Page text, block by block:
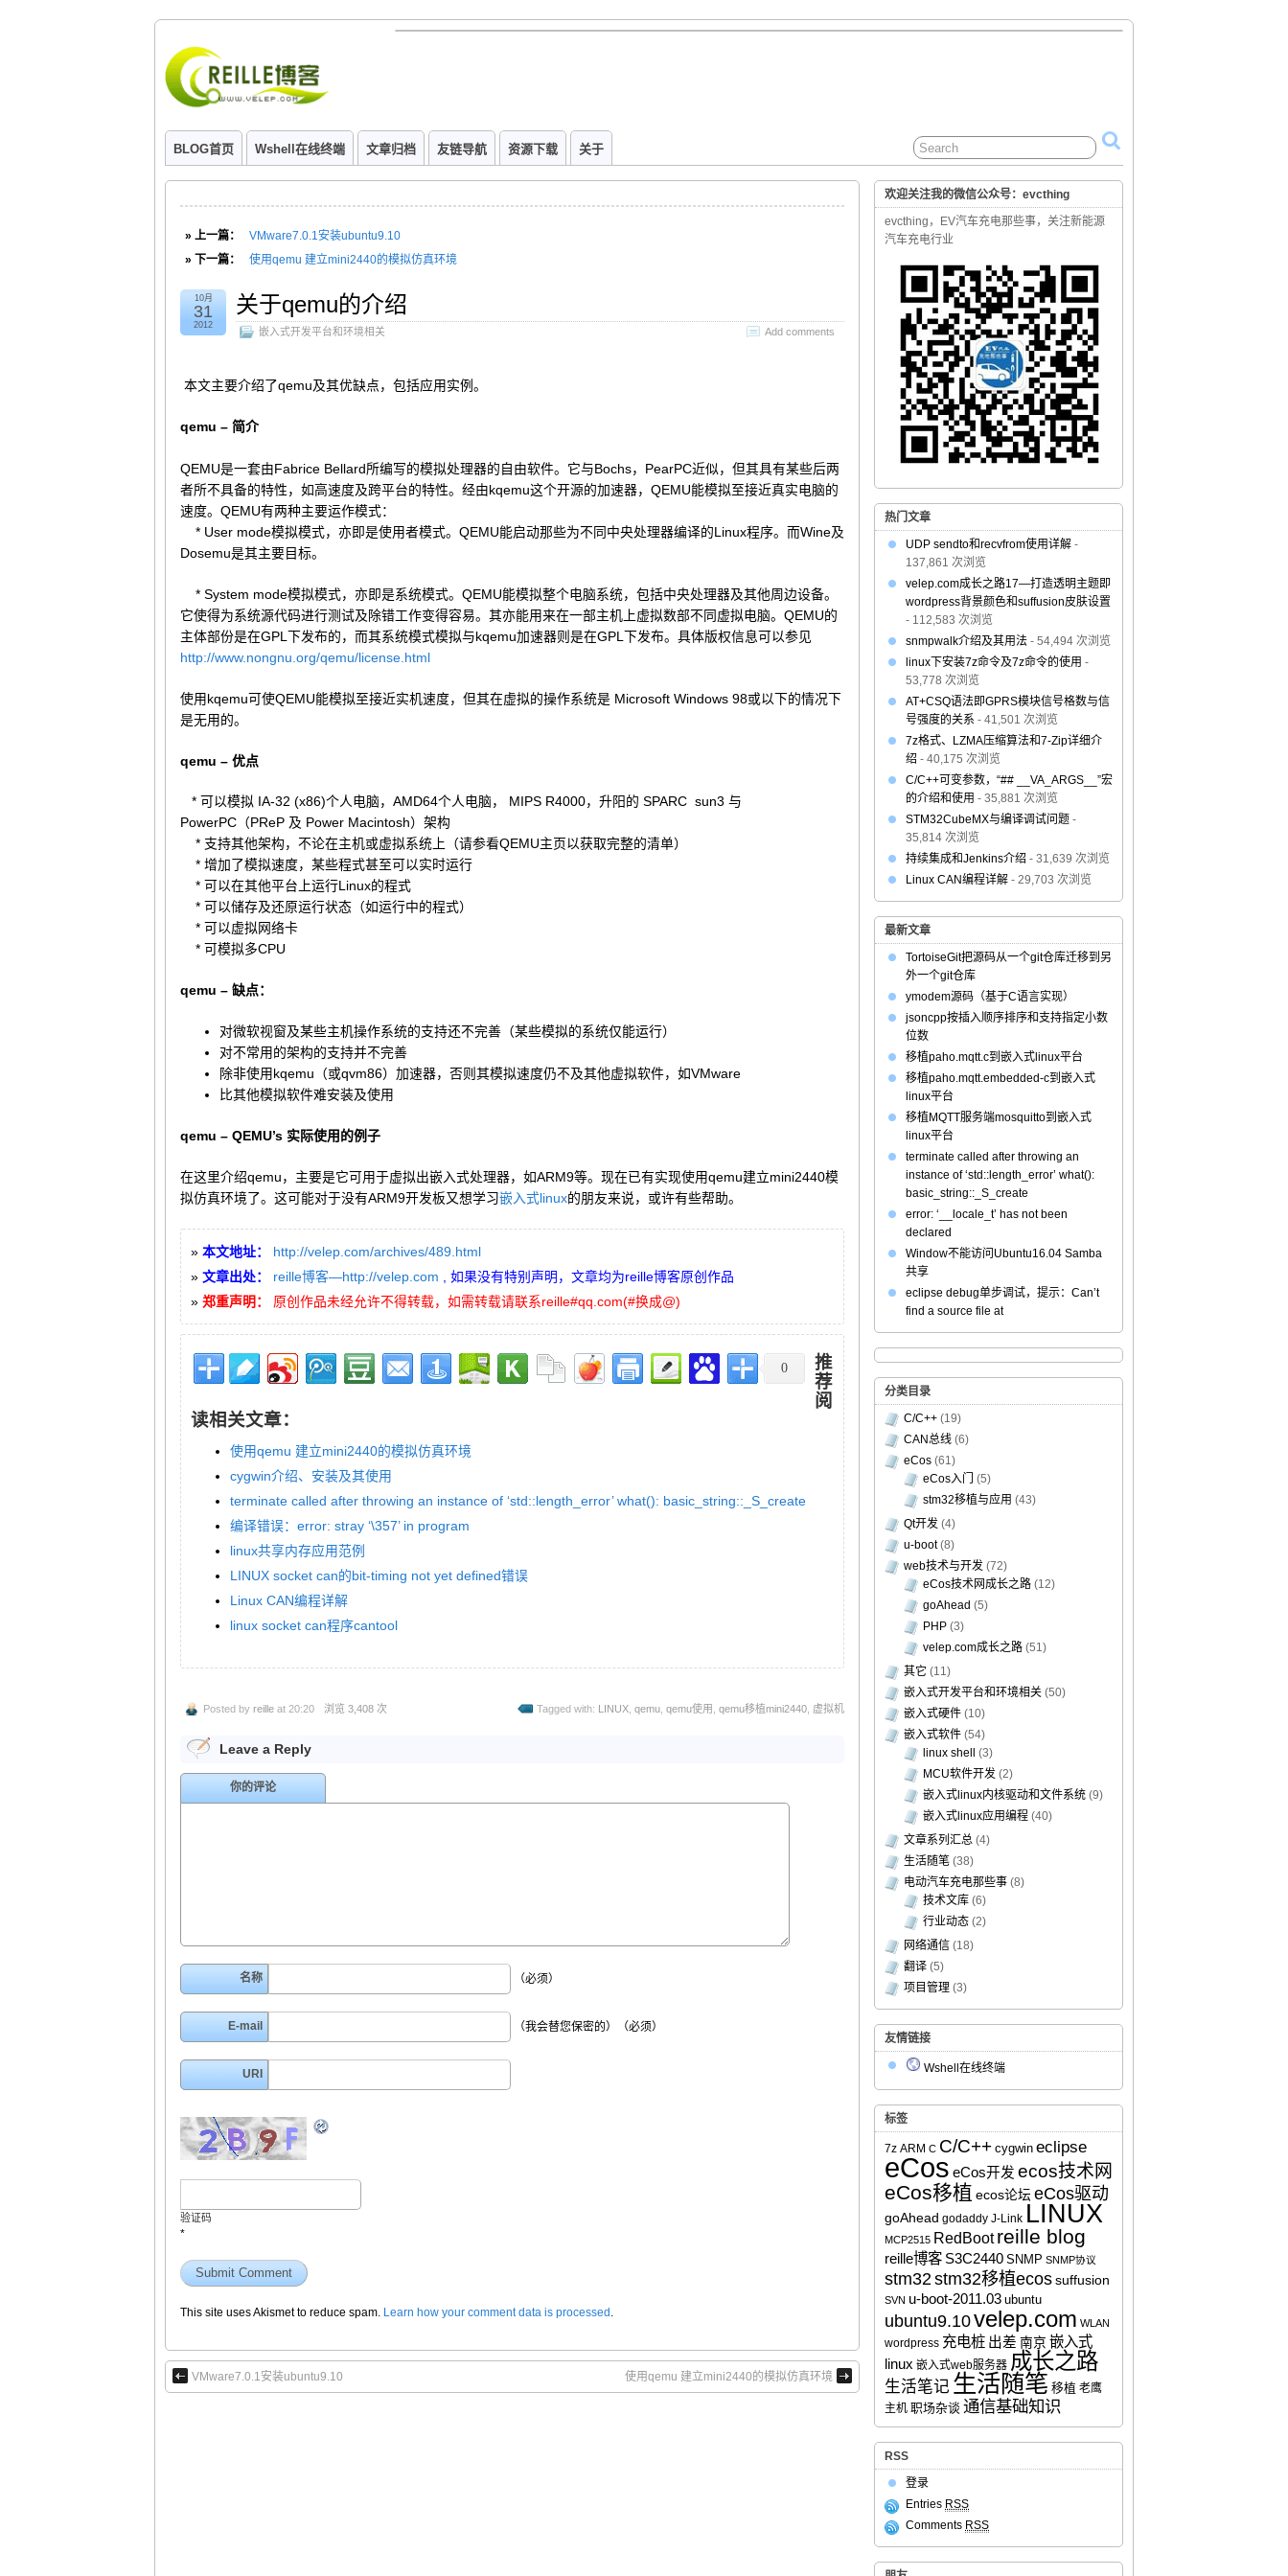
BLOG首页 Wshell在线终端 文章归档 友链导航 资源下载 关于
» 上一篇：
VMware7.0.1安装ubuntu9.10
» 下一篇：
使用qemu 建立mini2440的模拟仿真环境
关于qemu的介绍
嵌入式开发平台和环境相关 Add comments
10月
31
2012
本文主要介绍了qemu及其优缺点，包括应用实例。
qemu – 简介
QEMU是一套由Fabrice Bellard所编写的模拟处理器的自由软件。它与Bochs，PearPC近似，但其具有某些后两
者所不具备的特性，如高速度及跨平台的特性。经由kqemu这个开源的加速器，QEMU能模拟至接近真实电脑的
速度。QEMU有两种主要运作模式：
* User mode模拟模式，亦即是使用者模式。QEMU能启动那些为不同中央处理器编译的Linux程序。而Wine及
Dosemu是其主要目标。
* System mode模拟模式，亦即是系统模式。QEMU能模拟整个电脑系统，包括中央处理器及其他周边设备。
它使得为系统源代码进行测试及除错工作变得容易。其亦能用来在一部主机上虚拟数部不同虚拟电脑。 QEMU的
主体部份是在GPL下发布的，而其系统模式模拟与kqemu加速器则是在GPL下发布。具体版权信息可以参见
http://www.nongnu.org/qemu/license.html
使用kqemu可使QEMU能模拟至接近实机速度，但其在虚拟的操作系统是 Microsoft Windows 98或以下的情况下
是无用的。
qemu – 优点
* 可以模拟 IA-32 (x86)个人电脑，AMD64个人电脑， MIPS R4000，升阳的 SPARC sun3 与
PowerPC（PReP 及 Power Macintosh）架构
* 支持其他架构，不论在主机或虚拟系统上（请参看QEMU主页以获取完整的清单）
* 增加了模拟速度，某些程式甚至可以实时运行
* 可以在其他平台上运行Linux的程式
* 可以储存及还原运行状态（如运行中的程式）
* 可以虚拟网络卡
* 可模拟多CPU
qemu – 缺点：
对微软视窗及某些主机操作系统的支持还不完善（某些模拟的系统仅能运行）
对不常用的架构的支持并不完善
除非使用kqemu（或qvm86）加速器，否则其模拟速度仍不及其他虚拟软件，如VMware
比其他模拟软件难安装及使用
qemu – QEMU’s 实际使用的例子
在这里介绍qemu，主要是它可用于虚拟出嵌入式处理器，如ARM9等。现在已有实现使用qemu建立mini2440模
拟仿真环境了。这可能对于没有ARM9开发板又想学习嵌入式linux的朋友来说，或许有些帮助。
» 本文地址：
http://velep.com/archives/489.html
» 文章出处： reille博客—http://velep.com
, 如果没有特别声明，文章均为reille博客原创作品
» 郑重声明： 原创作品未经允许不得转载，如需转载请联系reille#qq.com(#换成@)
0
推
荐
阅
读相关文章：
使用qemu 建立mini2440的模拟仿真环境
cygwin介绍、安装及其使用
terminate called after throwing an instance of ‘std::length_error’ what(): basic_string::_S_create
编译错误：error: stray ‘\357’ in program
linux共享内存应用范例
LINUX socket can的bit-timing not yet defined错误
Linux CAN编程详解
linux socket can程序cantool
Posted by reille at 20:20 浏览 3,408 次 Tagged with: LINUX qemu qemu使用 qemu移植mini2440 虚拟机
Leave a Reply
你的评论
名称 （必须）
E-mail （我会替您保密的）（必须）
URI
验证码
*
This site uses Akismet to reduce spam. Learn how your comment data is processed .
VMware7.0.1安装ubuntu9.10 使用qemu 建立mini2440的模拟仿真环境
欢迎关注我的微信公众号：evcthing
evcthing，EV汽车充电那些事，关注新能源
汽车充电行业
热门文章
UDP sendto和recvfrom使用详解 -
137,861 次浏览
velep.com成长之路17—打造透明主题即
wordpress背景颜色和suffusion皮肤设置
- 112,583 次浏览
snmpwalk介绍及其用法 - 54,494 次浏览
linux下安装7z命令及7z命令的使用 -
53,778 次浏览
AT+CSQ语法即GPRS模块信号格数与信
号强度的关系 - 41,501 次浏览
7z格式、LZMA压缩算法和7-Zip详细介
绍 - 40,175 次浏览
C/C++可变参数，“## __VA_ARGS__”宏
的介绍和使用 - 35,881 次浏览
STM32CubeMX与编译调试问题 -
35,814 次浏览
持续集成和Jenkins介绍 - 31,639 次浏览
Linux CAN编程详解 - 29,703 次浏览
最新文章
TortoiseGit把源码从一个git仓库迁移到另
外一个git仓库
ymodem源码（基于C语言实现）
jsoncpp按插入顺序排序和支持指定小数
位数
移植paho.mqtt.c到嵌入式linux平台
移植paho.mqtt.embedded-c到嵌入式
linux平台
移植MQTT服务端mosquitto到嵌入式
linux平台
terminate called after throwing an
instance of ‘std::length_error’ what():
basic_string::_S_create
error: ‘__locale_t’ has not been
declared
Window不能访问Ubuntu16.04 Samba
共享
eclipse debug单步调试，提示：Can’t
find a source file at
分类目录
C/C++ (19)
CAN总线 (6)
eCos (61)
eCos入门
(5)
stm32移植与应用 (43)
Qt开发 (4)
u-boot(8)
web技术与开发 (72)
eCos技术网成长之路 (12)
goAhead (5)
PHP (3)
velep.com成长之路 (51)
其它 (11)
嵌入式开发平台和环境相关 (50)
嵌入式硬件 (10)
嵌入式软件 (54)
linux shell
(3)
MCU软件开发 (2)
嵌入式linux内核驱动和文件系统 (9)
嵌入式linux应用编程 (40)
文章系列汇总 (4)
生活随笔 (38)
电动汽车充电那些事 (8)
技术文库 (6)
行业动态 (2)
网络通信 (18)
翻译 (5)
项目管理 (3)
友情链接
Wshell在线终端
标签
7z ARM C C/C++ cygwin eclipse
eCos eCos开发 ecos技术网
eCos移植 ecos论坛 eCos驱动
goAhead godaddy J-Link LINUX
MCP2515 RedBoot reille blog
reille博客 S3C2440 SNMP SNMP协议
stm32stm32移植ecos suffusion
SVN u-boot-2011.03 ubuntu
ubuntu9.10velep.com WLAN
wordpress 充电桩 出差 南京 嵌入式
linux 嵌入式web服务器 成长之路
生活笔记 生活随笔 移植 老鹰
主机 职场杂谈 通信基础知识
RSS
登录
Entries RSS
Comments RSS